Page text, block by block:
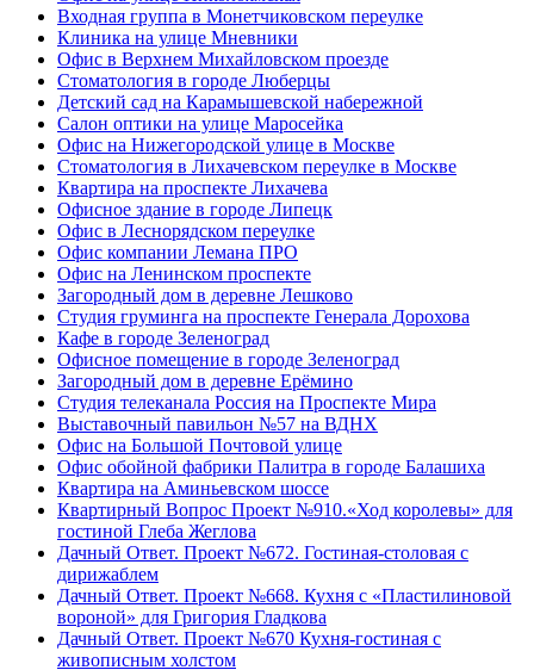
Входная группа в Монетчиковском переулке
Клиника на улице Мневники
Офис в Верхнем Михайловском проезде
Стоматология в городе Люберцы
Детский сад на Карамышевской набережной
Салон оптики на улице Маросейка
Офис на Нижегородской улице в Москве
Стоматология в Лихачевском переулке в Москве
Квартира на проспекте Лихачева
Офисное здание в городе Липецк
Офис в Леснорядском переулке
Офис компании Лемана ПРО
Офис на Ленинском проспекте
Загородный дом в деревне Лешково
Студия груминга на проспекте Генерала Дорохова
Кафе в городе Зеленоград
Офисное помещение в городе Зеленоград
Загородный дом в деревне Ерёмино
Студия телеканала Россия на Проспекте Мира
Выставочный павильон №57 на ВДНХ
Офис на Большой Почтовой улице
Офис обойной фабрики Палитра в городе Балашиха
Квартира на Аминьевском шоссе
Квартирный Вопрос Проект №910.«Ход королевы» для
гостиной Глеба Жеглова
Дачный Ответ. Проект №672. Гостиная-столовая с
дирижаблем
Дачный Ответ. Проект №668. Кухня с «Пластилиновой
вороной» для Григория Гладкова
Дачный Ответ. Проект №670 Кухня-гостиная с
живописным холстом